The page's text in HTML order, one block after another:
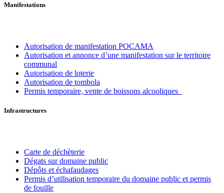
Manifestations
Autorisation de manifestation POCAMA
Autorisation et annonce d’une manifestation sur le territoire
communal
Autorisation de loterie
Autorisation de tombola
Permis temporaire, vente de boissons alcooliques
Infrastructures
Carte de déchèterie
Dégats sur domaine public
Dépôts et échafaudages
Permis d’utilisation temporaire du domaine public et permis
de fouille